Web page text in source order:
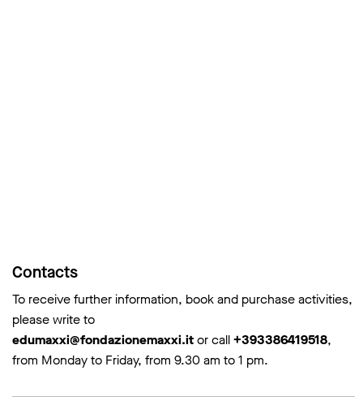
Contacts
To receive further information, book and purchase activities,
please write to
edumaxxi@fondazionemaxxi.itor call+393386419518,
from Monday to Friday, from 9.30 am to 1 pm.